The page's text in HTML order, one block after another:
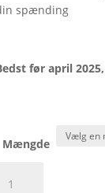
spænding
før april
Mængde